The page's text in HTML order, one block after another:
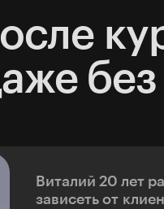
без
Виталий 20 лет
зависеть от